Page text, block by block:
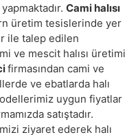
Cami halısı
üretim tesislerinde yer
ile talep edilen
ve mescit halısı üretimi
firmasından cami ve
ve ebatlarda halı
uygun fiyatlar
satıştadır.
ziyaret ederek halı